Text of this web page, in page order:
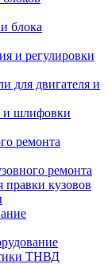
блока
и регулировки
для двигателя и
и шлифовки
ремонта
ремонта
правки кузовов
ТНВД